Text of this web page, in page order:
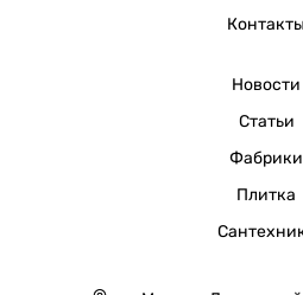
Контакты
Новости
Статьи
Фабрики
Плитка